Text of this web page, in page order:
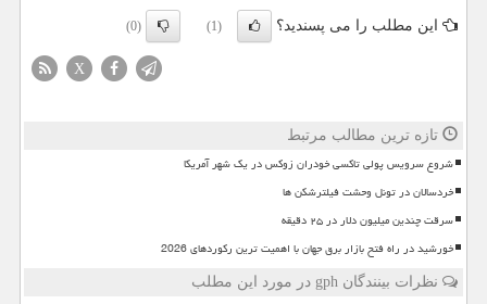
این مطلب را می پسندید؟ (1)
(0)
X
تازه ترین مطالب مرتبط
شروع سرویس پولی تاکسی خودران زوکس در یک شهر آمریکا
خردسالان در تونل وحشت فیلترشکن ها
سرقت چندین میلیون دلار در ۲۵ دقیقه
خورشید در راه فتح بازار برق جهان با اهمیت ترین رکوردهای 2026
نظرات بینندگان gph در مورد این مطلب